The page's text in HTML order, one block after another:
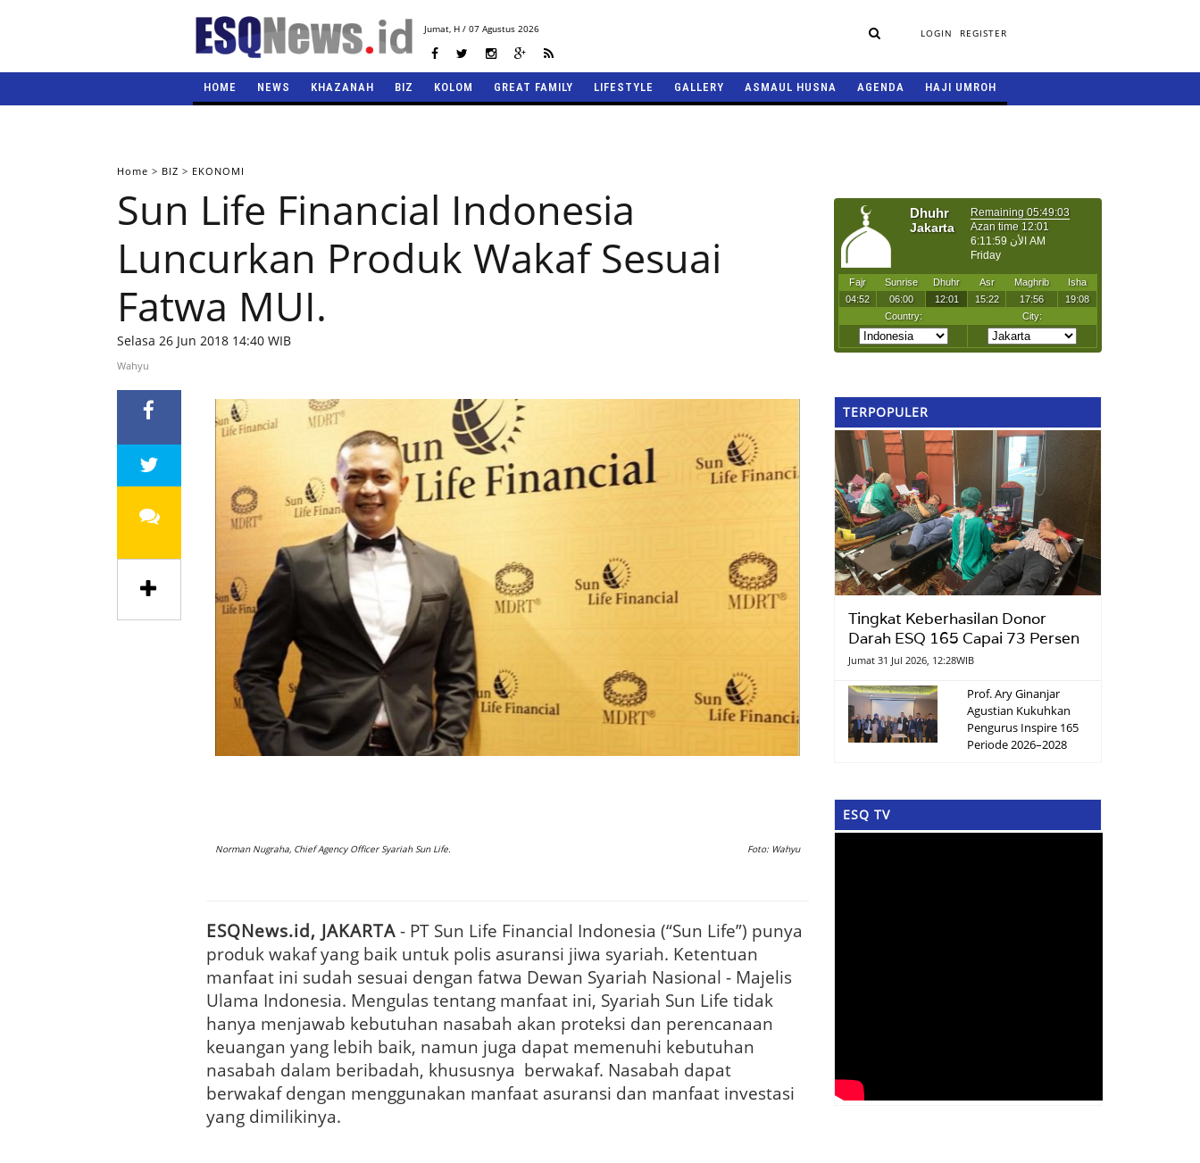
Jumat,H / 07 Agustus 2026 LOGIN REGISTER
HOME NEWS KHAZANAH BIZ KOLOM GREAT FAMILY LIFESTYLE GALLERY ASMAUL HUSNA AGENDA HAJI UMROH
Home > BIZ > EKONOMI
Sun Life Financial Indonesia
Luncurkan Produk Wakaf Sesuai
Fatwa MUI.
Selasa 26 Jun 2018 14:40 WIB
Wahyu
Norman Nugraha, Chief Agency Officer Syariah Sun Life. Foto: Wahyu
ESQNews.id, JAKARTA- PT Sun Life Financial Indonesia (“Sun Life”) punya
produk wakaf yang baik untuk polis asuransi jiwa syariah. Ketentuan
manfaat ini sudah sesuai dengan fatwa Dewan Syariah Nasional - Majelis
Ulama Indonesia. Mengulas tentang manfaat ini, Syariah Sun Life tidak
hanya menjawab kebutuhan nasabah akan proteksi dan perencanaan
keuangan yang lebih baik, namun juga dapat memenuhi kebutuhan
nasabah dalam beribadah, khususnya berwakaf. Nasabah dapat
berwakaf dengan menggunakan manfaat asuransi dan manfaat investasi
yang dimilikinya.
TERPOPULER
Tingkat Keberhasilan Donor
Darah ESQ 165 Capai 73 Persen
Jumat 31 Jul 2026, 12:28WIB
Prof. Ary Ginanjar
Agustian Kukuhkan
Pengurus Inspire 165
Periode 2026–2028
ESQ TV